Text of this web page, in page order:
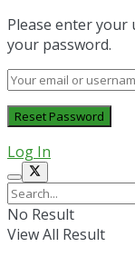
Please enter your
your password.
Log In
No Result
View All Result